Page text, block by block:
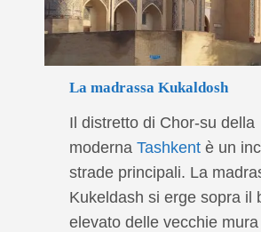
La madrassa Kukaldosh
Il distretto di Chor-su della
moderna Tashkent è un
strade principali. La
Kukeldash si erge sopra il
elevato delle vecchie